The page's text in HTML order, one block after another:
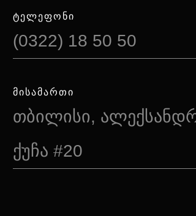
ᲢᲔᲚᲔᲤᲝᲜᲘ
(0322) 18 50 50
ᲛᲘᲡᲐᲛᲐᲠᲗᲘ
თბილისი,
ქუჩა #20